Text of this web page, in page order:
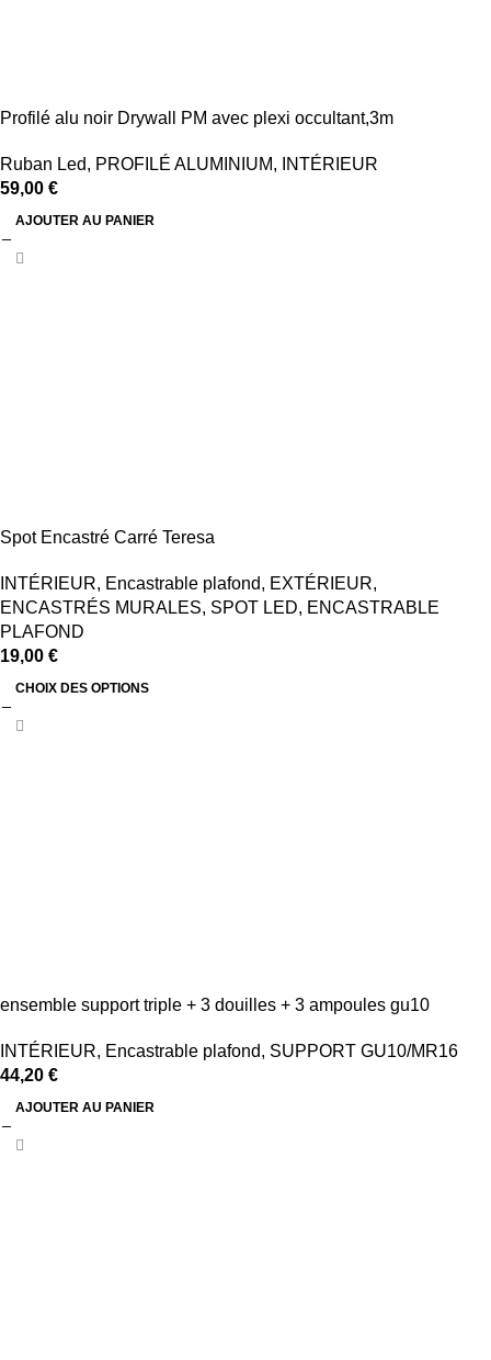
Profilé alu noir Drywall PM avec plexi occultant,3m
Ruban Led, PROFILÉ ALUMINIUM,
INTÉRIEUR
59,00 €
AJOUTER AU PANIER
Spot Encastré Carré Teresa
INTÉRIEUR, Encastrable plafond, EXTÉRIEUR,
ENCASTRÉS MURALES, SPOT LED, ENCASTRABLE
PLAFOND
19,00 €
CHOIX DES OPTIONS
ensemble support triple + 3 douilles + 3 ampoules gu10
INTÉRIEUR, Encastrable plafond, SUPPORT GU10/MR16
44,20 €
AJOUTER AU PANIER